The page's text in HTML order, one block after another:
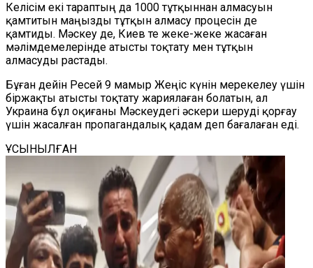
Келісім екі тараптың да 1000 тұтқыннан алмасуын
қамтитын маңызды тұтқын алмасу процесін де
қамтиды. Мәскеу де, Киев те жеке-жеке жасаған
мәлімдемелерінде атысты тоқтату мен тұтқын
алмасуды растады.
Бұған дейін Ресей 9 мамыр Жеңіс күнін мерекелеу үшін
біржақты атысты тоқтату жариялаған болатын, ал
Украина бұл оқиғаны Мәскеудегі әскери шеруді қорғау
үшін жасалған пропагандалық қадам деп бағалаған еді.
ҰСЫНЫЛҒАН